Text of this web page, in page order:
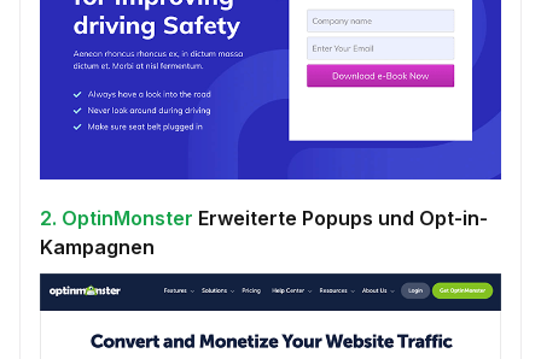
2. OptinMonster Erweiterte Popups und Opt-in-
Kampagnen